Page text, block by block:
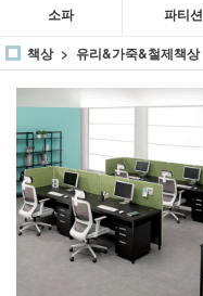
소파 파티션
책상
유리&가죽&철제책상